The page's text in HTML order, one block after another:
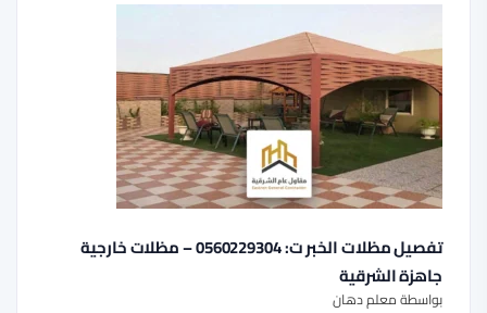
تفصيل مظلات الخبر ت: 0560229304 – مظلات خارجية
جاهزة الشرقية
بواسطة معلم دهان